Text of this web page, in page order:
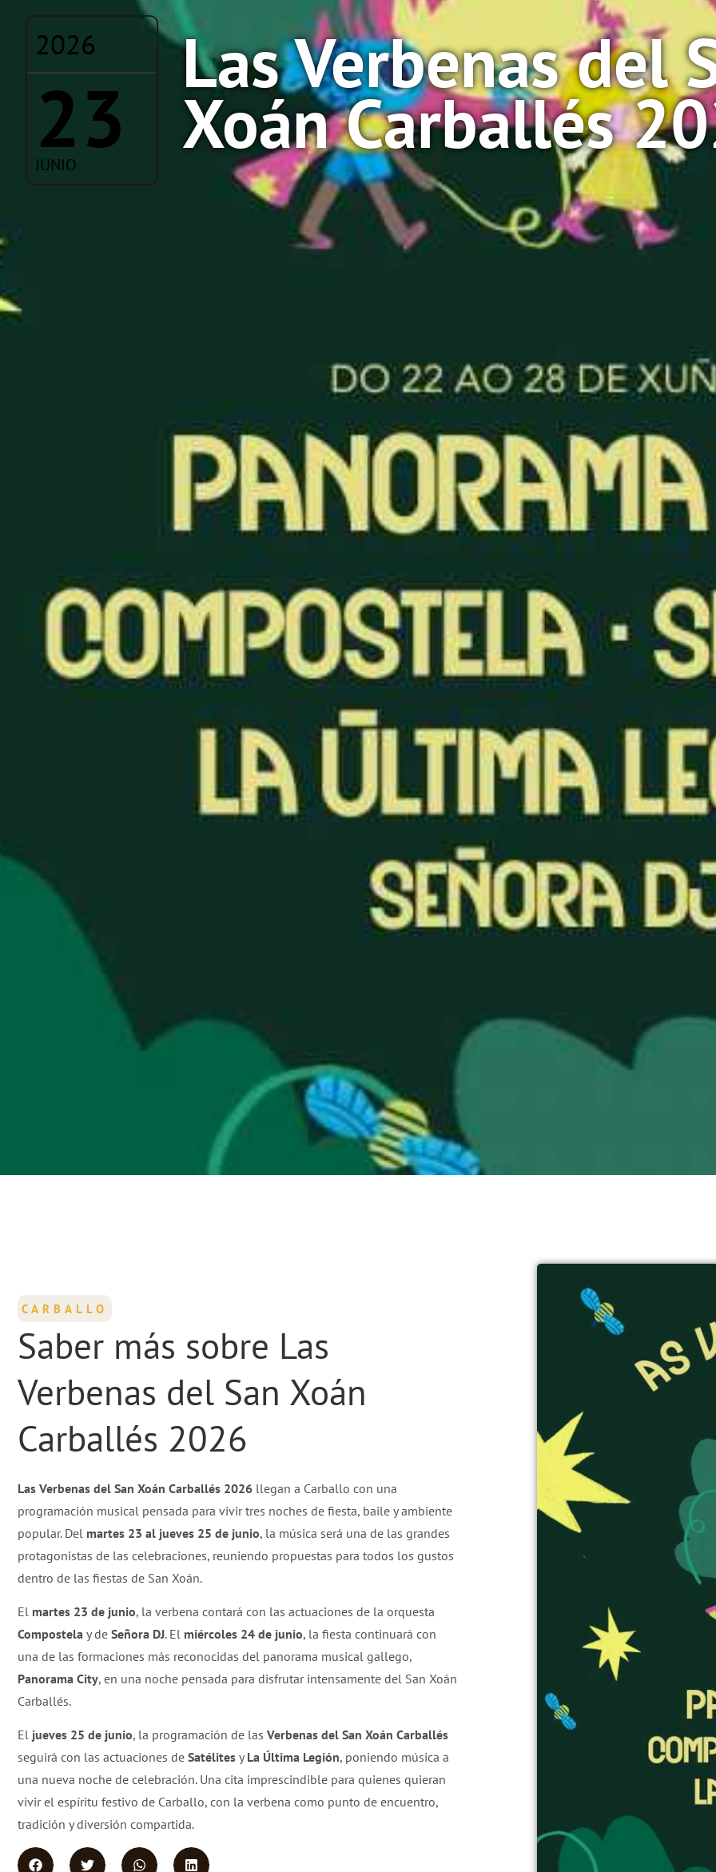
2026
23
JUNIO
Las Verbenas del
Xoán Carballés
CARBALLO
Saber más sobre Las
Verbenas del San Xoán
Carballés 2026
Las Verbenas del San Xoán Carballés 2026 llegan a Carballo con una
programación musical pensada para vivir tres noches de fiesta, baile y ambiente
popular. Del martes 23 al jueves 25 de junio, la música será una de las grandes
protagonistas de las celebraciones, reuniendo propuestas para todos los gustos
dentro de las fiestas de San Xoán.
El martes 23 de junio, la verbena contará con las actuaciones de la orquesta
Compostela y de Señora DJ. El miércoles 24 de junio, la fiesta continuará con
una de las formaciones más reconocidas del panorama musical gallego,
Panorama City, en una noche pensada para disfrutar intensamente del San Xoán
Carballés.
El jueves 25 de junio, la programación de las Verbenas del San Xoán Carballés
seguirá con las actuaciones de Satélites yLa Última Legión, poniendo música a
una nueva noche de celebración. Una cita imprescindible para quienes quieran
vivir el espíritu festivo de Carballo, con la verbena como punto de encuentro,
tradición y diversión compartida.